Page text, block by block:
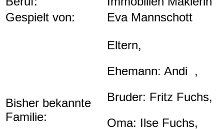
Gespielt von:
Eva Mannschott
Bisher bekannte
Familie:
Eltern,
Ehemann: Andi ,
Bruder: Fritz Fuchs,
Oma: Ilse Fuchs,